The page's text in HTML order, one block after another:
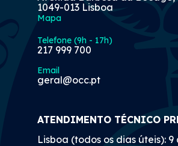
1049-013 Lisboa
Mapa
Telefone (9h - 17h)
217 999 700
Email
geral@occ.pt
ATENDIMENTO TÉCNICO
Lisboa (todos os dias úteis): 9